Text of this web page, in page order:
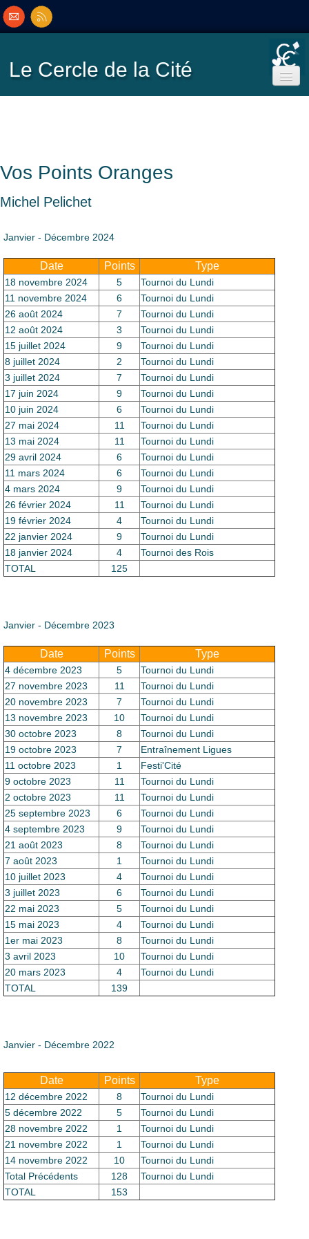
Le Cercle de la Cité
Classement
Le Club
Vos Points Oranges
Michel Pelichet
Janvier - Décembre 2024
Date Points Type
18 novembre 2024 5
Tournoi du Lundi
11 novembre 2024
6
Tournoi du Lundi
26 août 2024
7
Tournoi du Lundi
12 août 2024
3
Tournoi du Lundi
15 juillet 2024
9
Tournoi du Lundi
8 juillet 2024
2
Tournoi du Lundi
3 juillet 2024
7
Tournoi du Lundi
17 juin 2024
9
Tournoi du Lundi
10 juin 2024
6
Tournoi du Lundi
27 mai 2024
11
Tournoi du Lundi
13 mai 2024
11
Tournoi du Lundi
29 avril 2024
6
Tournoi du Lundi
11 mars 2024
6
Tournoi du Lundi
4 mars 2024
9
Tournoi du Lundi
26 février 2024
11
Tournoi du Lundi
19 février 2024
4
Tournoi du Lundi
22 janvier 2024
9
Tournoi du Lundi
18 janvier 2024
4
Tournoi des Rois
TOTAL
125
Janvier - Décembre 2023
Date Points Type
4 décembre 2023 5
Tournoi du Lundi
27 novembre 2023
11
Tournoi du Lundi
20 novembre 2023
7
Tournoi du Lundi
13 novembre 2023
10
Tournoi du Lundi
30 octobre 2023
8
Tournoi du Lundi
19 octobre 2023
7
Entraînement Ligues
11 octobre 2023
1
Festi'Cité
9 octobre 2023
11
Tournoi du Lundi
2 octobre 2023
11
Tournoi du Lundi
25 septembre 2023
6
Tournoi du Lundi
4 septembre 2023
9
Tournoi du Lundi
21 août 2023
8
Tournoi du Lundi
7 août 2023
1
Tournoi du Lundi
10 juillet 2023
4
Tournoi du Lundi
3 juillet 2023
6
Tournoi du Lundi
22 mai 2023
5
Tournoi du Lundi
15 mai 2023
4
Tournoi du Lundi
1er mai 2023
8
Tournoi du Lundi
3 avril 2023
10
Tournoi du Lundi
20 mars 2023
4
Tournoi du Lundi
TOTAL
139
Janvier - Décembre 2022
Date Points Type
12 décembre 2022 8
Tournoi du Lundi
5 décembre 2022
5
Tournoi du Lundi
28 novembre 2022
1
Tournoi du Lundi
21 novembre 2022
1
Tournoi du Lundi
14 novembre 2022
10
Tournoi du Lundi
Total Précédents
128
Tournoi du Lundi
TOTAL
153